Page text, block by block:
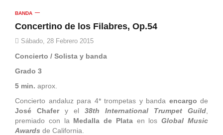
BANDA
Concertino de los Filabres, Op.54
Sábado, 28 Febrero 2015
Concierto / Solista y banda
Grado 3
5 min. aprox.
Concierto andaluz para 4* trompetas y banda encargo de
José Chafery el 38th International Trumpet Guild
premiado con la Medalla de Plataen losGlobal Music
Awards de California.